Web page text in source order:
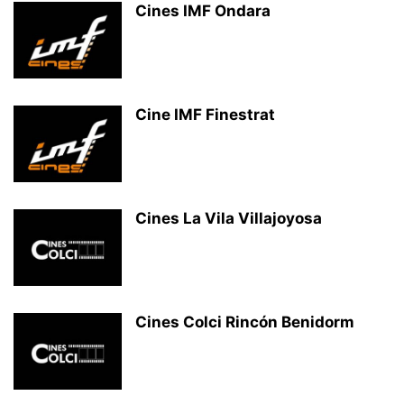
Cines IMF Ondara
Cine IMF Finestrat
Cines La Vila Villajoyosa
Cines Colci Rincón Benidorm